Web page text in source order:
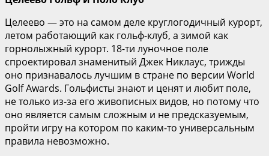
Целеево — это на самом деле круглогодичный курорт,
летом работающий как гольф-клуб, а зимой как
горнолыжный курорт. 18-ти луночное поле
спроектировал знаменитый Джек Никлаус, трижды
оно признавалось лучшим в стране по версии World
Golf Awards. Гольфисты знают и ценят и любит поле,
не только из-за его живописных видов, но потому что
оно является самым сложным и не предсказуемым,
пройти игру на котором по каким-то универсальным
правила невозможно.